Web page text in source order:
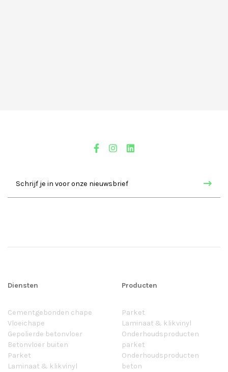
Diensten
Cementgebonden chape
Vloeichape
Gepolierde betonvloer
Betonvloer buiten
Parket
Laminaat & klikvinyl
Producten
Parket
Laminaat & klikvinyl
Onderhoudsproducten
parket
Onderhoudsproducten
beton